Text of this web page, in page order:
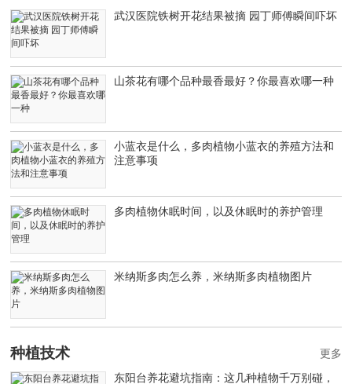
武汉医院铁树开花结果被摘 园丁师傅瞬间吓坏
山茶花有哪个品种最香最好？你最喜欢哪一种
小蓝衣是什么，多肉植物小蓝衣的养殖方法和
注意事项
多肉植物休眠时间，以及休眠时的养护管理
米纳斯多肉怎么养，米纳斯多肉植物图片
种植技术
东阳台养花避坑指南：这几种植物千万别碰，
更多